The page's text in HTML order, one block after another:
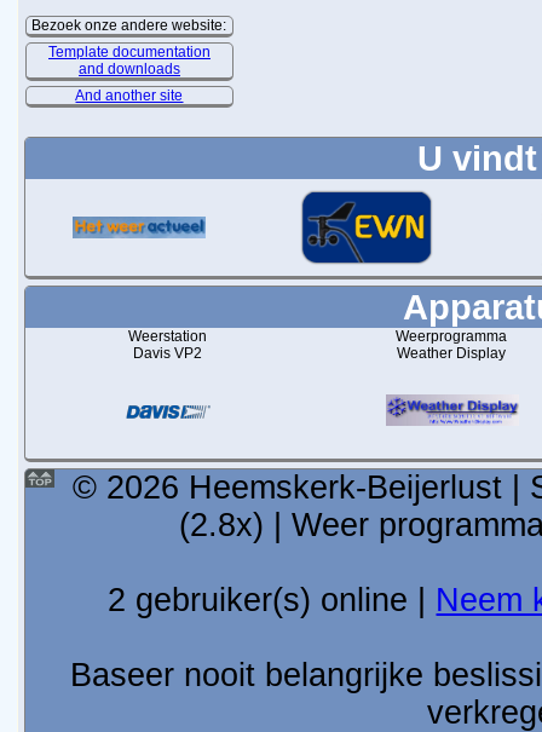
Bezoek onze andere website:
Template documentation
and downloads
And another site
U
Weerstation
Davis VP2
Weerprogramma
Weather Display
© 2026 Heemskerk-Beijerlust |
(2.8x) | Weer
2 gebruiker(s) online | Neem
Baseer nooit belangrijke